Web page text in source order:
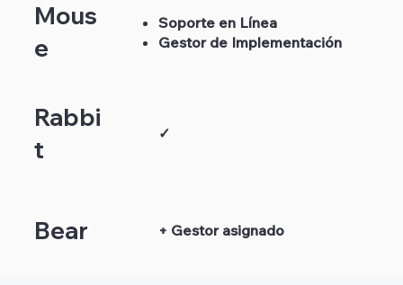
Soporte en Línea
Gestor de Implementación
Mous
e
✓
Rabbi
t
+ Gestor asignado
Bear